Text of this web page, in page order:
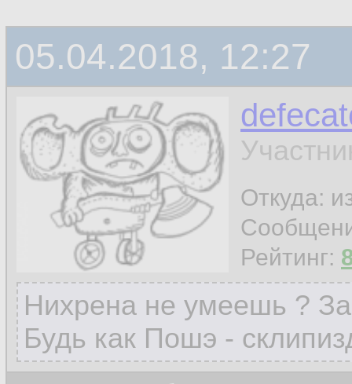
05.04.2018, 12:27
Откуда:
Рейтинг:
Нихрена не умеешь ?
Будь как Пошэ -